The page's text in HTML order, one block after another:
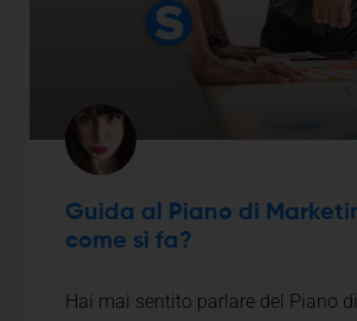
Guida al Piano di
come si fa?
Hai mai sentito parlare del Piano